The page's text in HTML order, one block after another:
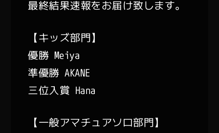
最終結果速報をお届け致します。
【キッズ部門】
優勝 Meiya
準優勝 AKANE
三位入賞 Hana
【一般アマチュアソロ部門】